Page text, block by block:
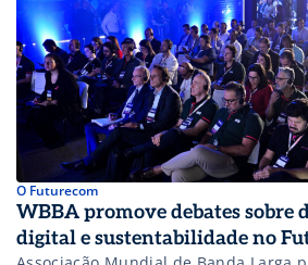
O Futurecom
WBBA promove debates sobre
digital e sustentabilidade no